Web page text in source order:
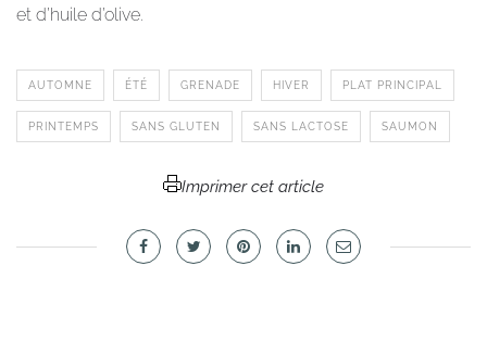
et d’huile d’olive.
AUTOMNE ÉTÉ GRENADE HIVER PLAT PRINCIPAL
PRINTEMPS SANS GLUTEN SANS LACTOSE SAUMON
Imprimer cet article